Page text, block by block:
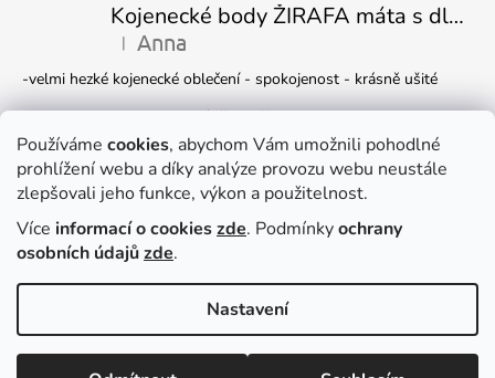
Používáme cookies, abychom Vám umožnili pohodlné
prohlížení webu a díky analýze provozu webu neustále
zlepšovali jeho funkce, výkon a použitelnost.
Více informací o cookieszde. Podmínkyochrany
osobních údajůzde.
Nastavení
Dočasně můžete v e-shopu nakupovat
zboží pouzeNA DOTAZ, e-mail
Kojenecké body ŽIRAFA máta s dlouhým rukávem
Hodnocení produktu je 5 z 5 hvězdiček.
| Anna
-velmi hezké kojenecké oblečení - spokojenost - krásně ušité
Kojenecká čepička DINO
Hodnocení produktu je 5 z 5 hvězdiček.
| Ivana Marková
Krásné
Facebook
Copyright 2026DUKO s.r.o.. Všechna práva vyhrazena.Upravit